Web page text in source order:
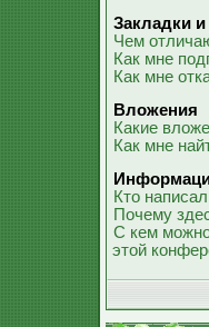
Закладки
Чем
Как мне
Как мне
Вложения
Какие
Как мне
Кто
Почему
С кем можно
этой